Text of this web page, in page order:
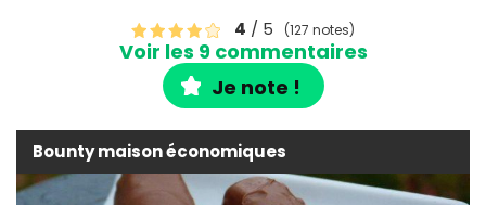
4 / 5 (127 notes)
Voir les 9 commentaires
Je note !
Bounty maison économiques